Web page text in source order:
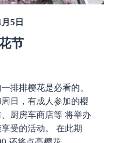
5日
节
排排樱花是必看的。
日，有成人参加的樱
厨房车商店等 将举办
受的活动。 在此期